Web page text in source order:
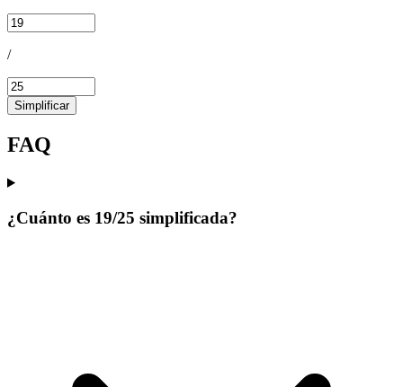
/
Simplificar
FAQ
¿Cuánto es 19/25 simplificada?